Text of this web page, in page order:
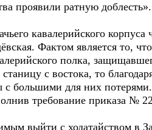
проявили ратную
кавалерийского
Фактом является то,
полка,
с востока, то
большими для них
требование приказа №
выйти с ходатайством в